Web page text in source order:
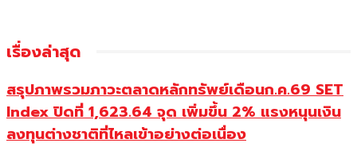
เรื่องล่าสุด
สรุปภาพรวมภาวะตลาดหลักทรัพย์เดือนก.ค.69 SET
Index ปิดที่ 1,623.64 จุด เพิ่มขึ้น 2% แรงหนุนเงิน
ลงทุนต่างชาติที่ไหลเข้าอย่างต่อเนื่อง